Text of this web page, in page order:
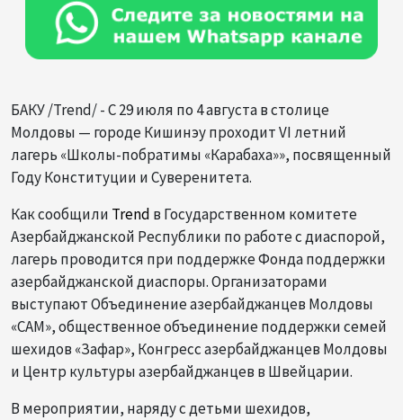
БАКУ /Trend/ - С 29 июля по 4 августа в столице
Молдовы — городе Кишинэу проходит VI летний
лагерь «Школы-побратимы «Карабаха»», посвященный
Году Конституции и Суверенитета.
Как сообщили Trend в Государственном комитете
Азербайджанской Республики по работе с диаспорой,
лагерь проводится при поддержке Фонда поддержки
азербайджанской диаспоры. Организаторами
выступают Объединение азербайджанцев Молдовы
«CAM», общественное объединение поддержки семей
шехидов «Зафар», Конгресс азербайджанцев Молдовы
и Центр культуры азербайджанцев в Швейцарии.
В мероприятии, наряду с детьми шехидов,